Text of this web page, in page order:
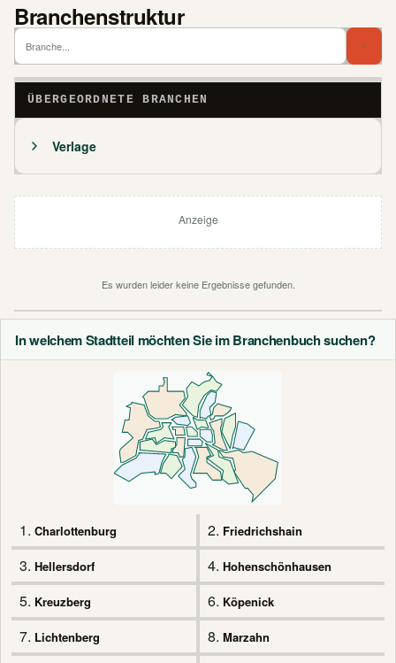
In welchem Stadtteil möchten Sie im Branchenbuch suchen?
1. Charlottenburg 2. Friedrichshain
3. Hellersdorf 4. Hohenschönhausen
5. Kreuzberg 6. Köpenick
7. Lichtenberg 8. Marzahn
Branchenstruktur
ÜBERGEORDNETE BRANCHEN
Verlage
Anzeige
Es wurden leider keine Ergebnisse gefunden.